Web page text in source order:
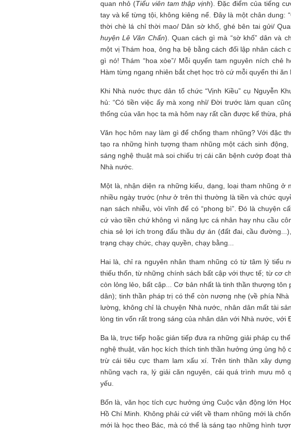
quan nhỏ (Tiểu viên tam thập vịnh). Đặc điểm của tiếng
tay và kể từng tội, không kiêng nể. Đây là một chân dung:
thời chè lá chỉ thời mao/ Dân sờ khố, ghé bên tai gửi/
huyện Lê Văn Chấn). Quan cách gì mà “sờ khố” dân và
một vị Thám hoa, ông hạ bệ bằng cách đối lập nhân cách
gì nó! Thám “hoa xòe”/ Mỗi quyển tam nguyên ních chẻ
Hàm từng ngang nhiên bắt chẹt học trò cứ mỗi quyển thi ăn
Khi Nhà nước thực dân tổ chức “Vịnh Kiều” cụ Nguyễn
hủ: “Có tiền việc ấy mà xong nhỉ/ Đời trước làm quan
thống của văn học ta mà hôm nay rất cần được kế thừa,
Văn học hôm nay làm gì để chống tham nhũng? Với đặc
tạo ra những hình tượng tham nhũng một cách sinh
sáng nghệ thuật mà soi chiếu trị cái căn bệnh cướp đoạt
Nhà nước.
Một là, nhận diện ra những kiểu, dạng, loại tham nhũng ở
nhiều ngày trước (như ở trên thì thường là tiền và chức
nạn sách nhiễu, vòi vĩnh để có “phong bì”. Đó là chuyện
cứ vào tiền chứ không vì năng lực cá nhân hay nhu cầu
chia sẻ lợi ích trong đấu thầu dự án (đất đai, cầu
trạng chạy chức, chạy quyền, chạy bằng...
Hai là, chỉ ra nguyên nhân tham nhũng có từ tâm lý tiểu
thiếu thốn, từ những chính sách bất cập với thực tế; từ cơ
còn lỏng lẻo, bất cập... Cơ bản nhất là tinh thần thượng
dân); tinh thần pháp trị có thể còn nương nhẹ (về phía
lường, không chỉ là chuyện Nhà nước, nhân dân mất tài
lòng tin vốn rất trong sáng của nhân dân với Nhà nước, với
Ba là, trực tiếp hoặc gián tiếp đưa ra những giải pháp cụ
nghệ thuật, văn học kích thích tinh thần hưởng ứng ủng hộ
trừ cái tiêu cực tham lam xấu xí. Trên tinh thần xây dựng
nhũng vạch ra, lý giải căn nguyên, cái quá trình mưu mô
yếu.
Bốn là, văn học tích cực hưởng ứng Cuộc vận động lớn
Hồ Chí Minh. Không phải cứ viết về tham nhũng mới là
mới là học theo Bác, mà có thể là sáng tạo những hình